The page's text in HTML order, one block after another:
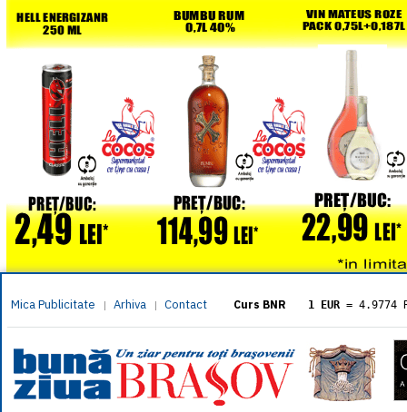
Mica Publicitate | Arhiva | Contact Curs BNR 1 EUR = 4.9774
= 5.8304
1 XAU= 464.4611
1 AED= 1.1933
1 AUD= 2.7957
1 BGN= 2.5449